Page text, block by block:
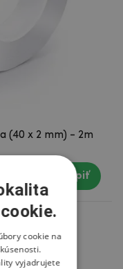
(40 x 2 mm) - 2m
Kúpiť
cookie na
vyjadrujete